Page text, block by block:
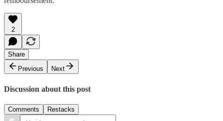
2
Share
Previous
Next
Discussion about this post
Comments Restacks